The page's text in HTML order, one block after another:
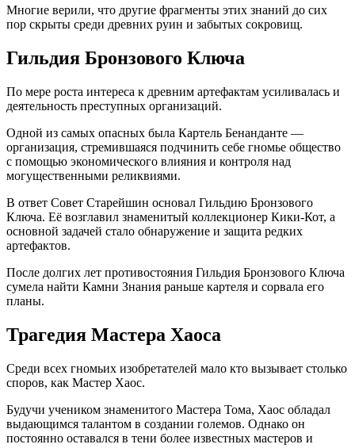
Многие верили, что другие фрагменты этих знаний до сих
пор скрыты среди древних руин и забытых сокровищ.
Гильдия Бронзового Ключа
По мере роста интереса к древним артефактам усиливалась и
деятельность преступных организаций.
Одной из самых опасных была Картель Бенанданте —
организация, стремившаяся подчинить себе гномье общество
с помощью экономического влияния и контроля над
могущественными реликвиями.
В ответ Совет Старейшин основал Гильдию Бронзового
Ключа. Её возглавил знаменитый коллекционер Кики-Кот, а
основной задачей стало обнаружение и защита редких
артефактов.
После долгих лет противостояния Гильдия Бронзового Ключа
сумела найти Камни Знания раньше картеля и сорвала его
планы.
Трагедия Мастера Хаоса
Среди всех гномьих изобретателей мало кто вызывает столько
споров, как Мастер Хаос.
Будучи учеником знаменитого Мастера Тома, Хаос обладал
выдающимся талантом в создании големов. Однако он
постоянно оставался в тени более известных мастеров и